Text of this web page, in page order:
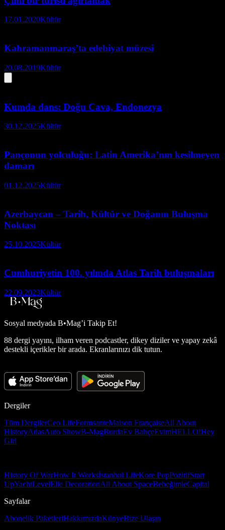
17.01.2020Kültür
Kahramanmaraş’ta edebiyat müzesi
20.08.2019Kültür
Kumda dans: Doğu Cava, Endonezya
30.12.2025Kültür
Pançonun yolculuğu: Latin Amerika’nın kesilmeyen
damarı
01.12.2025Kültür
Azerbaycan – Tarih, Kültür ve Doğanın Buluşma
Noktası
25.10.2025Kültür
Cumhuriyetin 100. yılında Atlas Tarih buluşmaları
22.09.2023Kültür
Sosyal medyada B•Mag’i Takip Et!
88 dergi yayını, ilham veren podcastler, dikey diziler ve yapay zekâ
destekli içerikler bir arada. Ekranlarınızı dik tutun.
Dergiler
Tüm DergilerCeo LifeFormsanteMaison FrançaiseAll About
HistoryAtlasAuto ShowB-MagBurdaEv BahçeEvimHELLO!Hey
Girl
History Of WarHow It Worksİstanbul LifeKore PopPozitifStart
UpYachtLevelElle DecorationAll About SpaceBebeğimleCapital
Sayfalar
Abonelik PaketleriHakkımızdaKünyeBize Ulaşın